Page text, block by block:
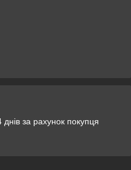
за рахунок покупця